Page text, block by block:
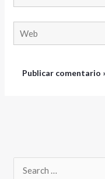
electrónico*
Web